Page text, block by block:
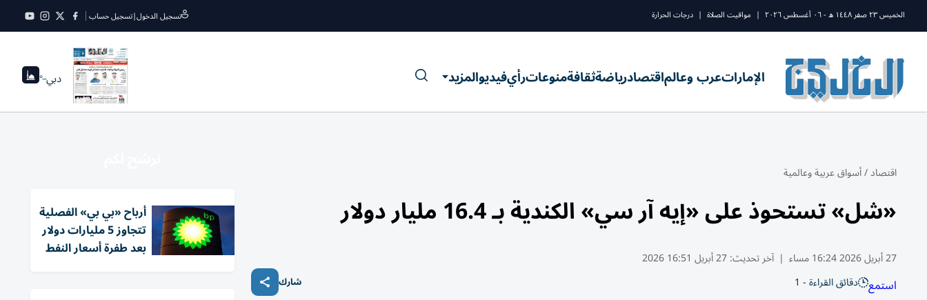
الخميس ٢٣ صفر ١٤٤٨ ه - ٠٦ أغسطس ٢٠٢٦ | مواقيت الصلاة | درجات الحرارة تسجيل الدخول|تسجيل حساب
الإماراتعرب وعالماقتصادرياضةثقافةمنوعاترأيفيديوالمزيد دبي--°
اقتصاد/أسواق عربية وعالمية
«شل» تستحوذ على «إيه آر سي» الكندية بـ 16.4 مليار دولار
27 أبريل 2026 16:24 مساء | آخر تحديث:27 أبريل 16:51 2026
استمع دقائق القراءة - 1 شارك
أرباح «بي بي» الفصلية
تتجاوز 5 مليارات دولار
بعد طفرة أسعار النفط